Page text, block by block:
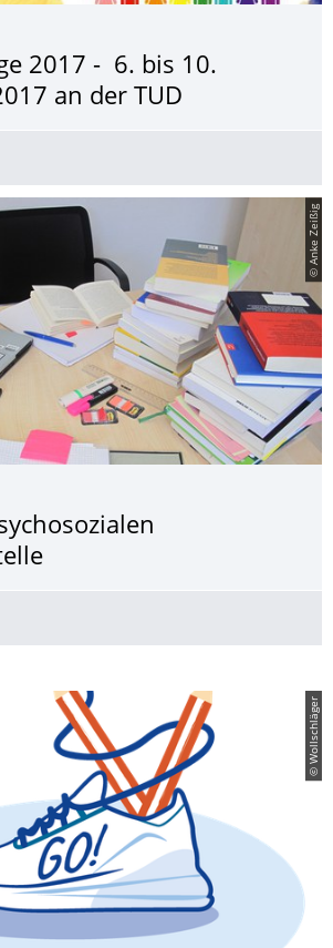
2017 - ­­­ 6. bis 10.
­an der TUD
© Anke Zeißig
© Wollschläger